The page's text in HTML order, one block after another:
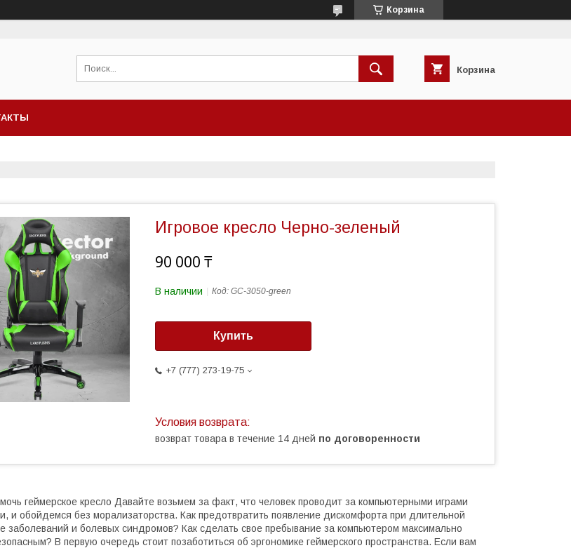
Корзина
Корзина
Игровое кресло Черно-зеленый
90 000 ₸
В наличии Код: GC-3050-green
Купить
+7 (777) 273-19-75
возврат товара в течение 14 дней по договоренности
геймерское кресло Давайте возьмем за факт, что человек проводит за компьютерными играми
и обойдемся без морализаторства. Как предотвратить появление дискомфорта при длительной
заболеваний и болевых синдромов? Как сделать свое пребывание за компьютером максимально
В первую очередь стоит позаботиться об эргономике геймерского пространства. Если вам